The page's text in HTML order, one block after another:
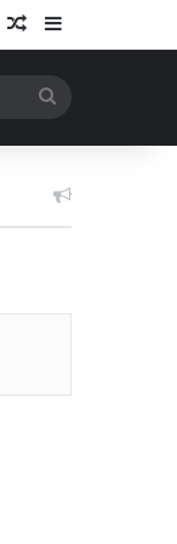
Log InRandom Article
for